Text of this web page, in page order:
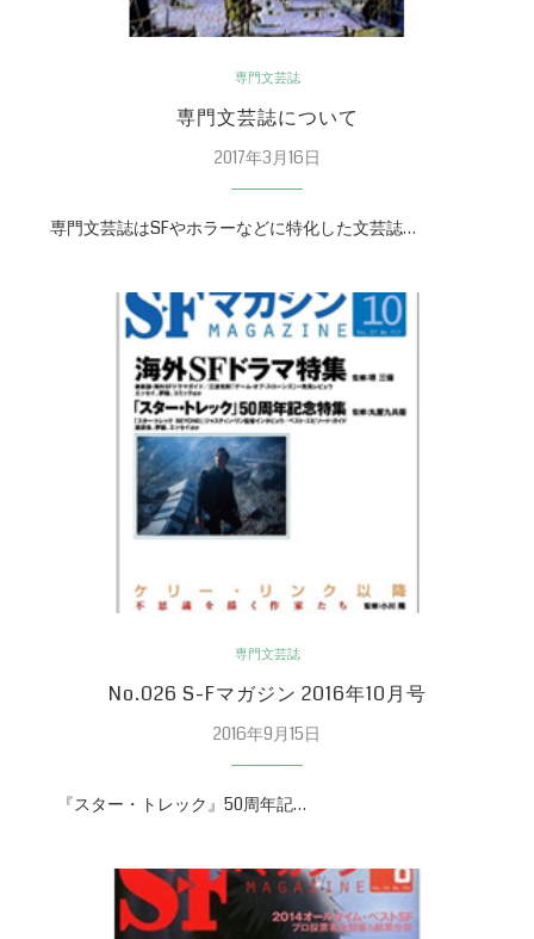
専門文芸誌
専門文芸誌について
2017年3月16日
専門文芸誌はSFやホラーなどに特化した文芸誌…
専門文芸誌
No.026 S-Fマガジン 2016年10月号
2016年9月15日
『スター・トレック』50周年記…